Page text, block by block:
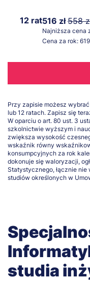
12 rat516 zł558
Najniższa cena
Cena za rok:
Przy zapisie możesz
lub 12 ratach. Zapisz się
W oparciu o art. 80 ust. 3
szkolnictwie wyższym i
zwiększa wysokość
wskaźnik równy
konsumpcyjnych za rok
dokonuje się waloryzacji,
Statystycznego, łącznie
studiów określonych w
studia